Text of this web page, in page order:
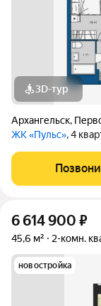
3D-тур
Архангельск,
ЖК «Пульс», 4
6 614 900 ₽
45,6 м² 2-комн.
новостройка